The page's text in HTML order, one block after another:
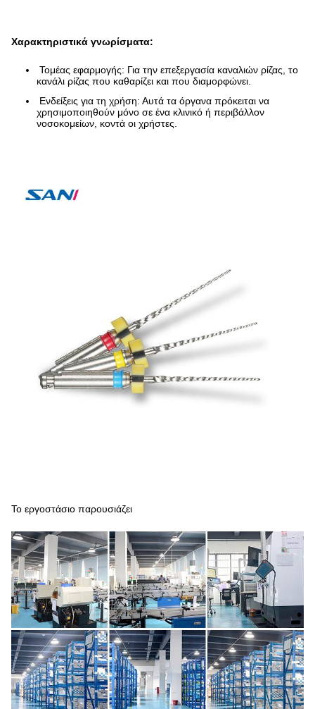
Χαρακτηριστικά γνωρίσματα:
Τομέας εφαρμογής: Για την επεξεργασία καναλιών ρίζας, το
κανάλι ρίζας που καθαρίζει και που διαμορφώνει.
Ενδείξεις για τη χρήση: Αυτά τα όργανα πρόκειται να
χρησιμοποιηθούν μόνο σε ένα κλινικό ή περιβάλλον
νοσοκομείων, κοντά οι χρήστες.
Το εργοστάσιο παρουσιάζει